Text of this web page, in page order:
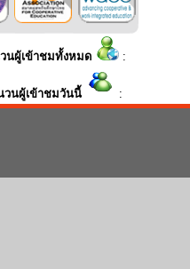
ผู้เข้าชมทั้งหมด :
นผู้เข้าชมวันนี้ :